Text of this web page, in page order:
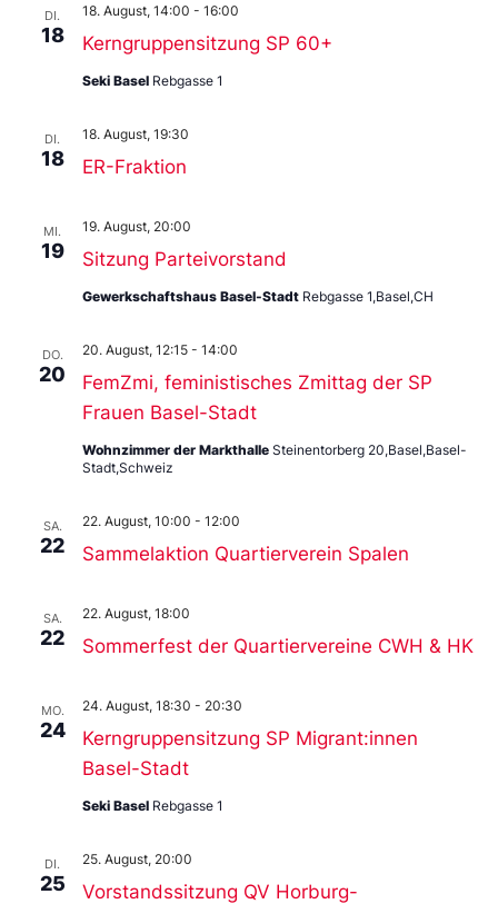
DI.
18 Kerngruppensitzung SP 60+
18. August, 14:00 - 16:00
Seki Basel Rebgasse 1
DI.
18 ER-Fraktion
18. August, 19:30
MI.
19 Sitzung Parteivorstand
19. August, 20:00
Gewerkschaftshaus Basel-Stadt Rebgasse 1,Basel,CH
DO.
20
FemZmi, feministisches Zmittag der SP
Frauen Basel-Stadt
20. August, 12:15 - 14:00
Wohnzimmer der Markthalle Steinentorberg 20,Basel,Basel-
Stadt,Schweiz
SA.
22 Sammelaktion Quartierverein Spalen
22. August, 10:00 - 12:00
SA.
22 Sommerfest der Quartiervereine CWH & HK
22. August, 18:00
MO.
24
Kerngruppensitzung SP Migrant:innen
Basel-Stadt
24. August, 18:30 - 20:30
Seki Basel Rebgasse 1
DI.
25
Vorstandssitzung QV Horburg-
25. August, 20:00